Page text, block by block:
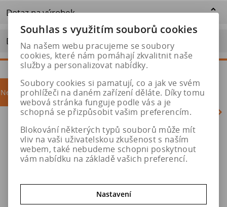
Dotaz na výrobek
Doporučit výrobek
Nejprodávanější akce
Akce
Souhlas s využitím souborů cookies
Na našem webu pracujeme se soubory
cookies, které nám pomáhají zkvalitnit naše
služby a personalizovat nabídky.
Soubory cookies si pamatují, co a jak ve svém
prohlížeči na daném zařízení děláte. Díky tomu
webová stránka funguje podle vás a je
schopná se přizpůsobit vašim preferencím.
Blokování některých typů souborů může mít
vliv na vaši uživatelskou zkušenost s naším
webem, také nebudeme schopni poskytnout
vám nabídku na základě vašich preferencí.
Nastavení